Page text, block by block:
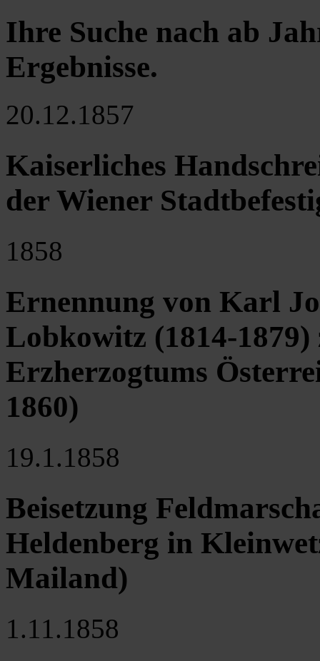
Ihre Suche nach ab
Ergebnisse.
20.12.1857
Kaiserliches
der Wiener
1858
Ernennung von Karl
Lobkowitz (1814-
Erzherzogtums
1860)
19.1.1858
Beisetzung
Heldenberg in
Mailand)
1.11.1858